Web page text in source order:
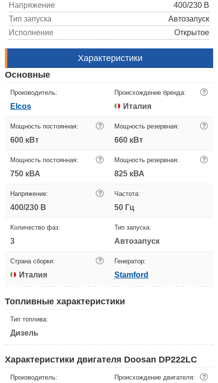
Напряжение
400/230 В
Тип запуска
Автозапуск
Исполнение
Открытое
Характеристики
Основные
Производитель:
Elcos
Происхождение бренда: ?
Италия
Мощность постоянная: ?
600 кВт
Мощность резервная: ?
660 кВт
Мощность постоянная: ?
750 кВА
Мощность резервная: ?
825 кВА
Напряжение: ?
400/230 В
Частота:
50 Гц
Количество фаз:
3
Тип запуска:
Автозапуск
Страна сборки: ?
Италия
Генератор:
Stamford
Топливные характеристики
Тип топлива:
Дизель
Характеристики двигателя Doosan DP222LC
Производитель: Происхождение двигателя: ?